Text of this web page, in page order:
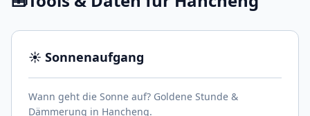
☀️ Sonnenaufgang
Wann geht die Sonne auf? Goldene Stunde &
Dämmerung in Hancheng.